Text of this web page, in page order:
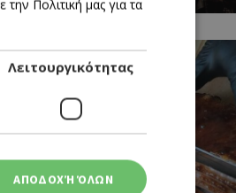
ENGLISH
Πολιτική μας για τα
Λειτουργικότητας
ΑΠΟΔΟΧΉ ΌΛΩΝ